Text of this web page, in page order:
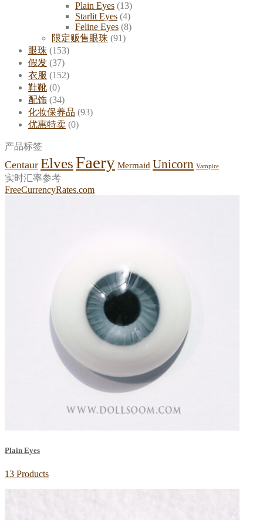
Plain Eyes (13)
Starlit Eyes (4)
Feline Eyes (8)
限定贩售眼珠 (91)
眼珠 (153)
假发 (37)
衣服 (152)
鞋靴 (0)
配饰 (34)
化妆保养品 (93)
优惠特卖 (0)
产品标签
Centaur ElvesFaery Mermaid Unicorn Vampire
实时汇率参考
FreeCurrencyRates.com
Plain Eyes
13 Products